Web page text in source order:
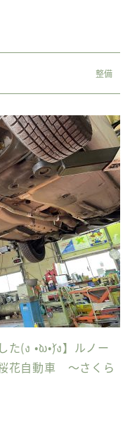
整備
た(ง •̀ω•́)ง】ルノー
花自動車 〜さくら